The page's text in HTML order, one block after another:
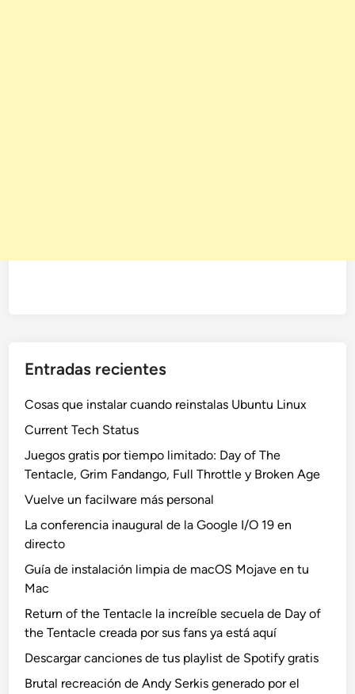
Entradas recientes
Cosas que instalar cuando reinstalas Ubuntu Linux
Current Tech Status
Juegos gratis por tiempo limitado: Day of The
Tentacle, Grim Fandango, Full Throttle y Broken Age
Vuelve un facilware más personal
La conferencia inaugural de la Google I/O 19 en
directo
Guía de instalación limpia de macOS Mojave en tu
Mac
Return of the Tentacle la increíble secuela de Day of
the Tentacle creada por sus fans ya está aquí
Descargar canciones de tus playlist de Spotify gratis
Brutal recreación de Andy Serkis generado por el